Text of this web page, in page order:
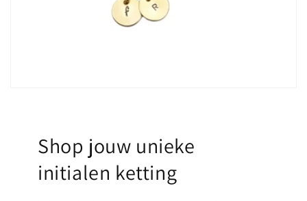
Shop jouw unieke
initialen ketting